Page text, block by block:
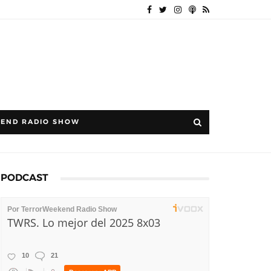
RADIO SHOW
PODCAST